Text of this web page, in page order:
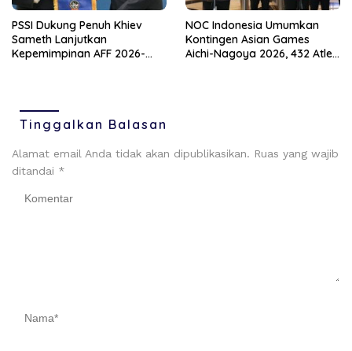
PSSI Dukung Penuh Khiev
Sameth Lanjutkan
Kepemimpinan AFF 2026-
NOC Indonesia Umumkan
Kontingen Asian Games
Aichi-Nagoya 2026, 432 Atlet
Tinggalkan Balasan
Alamat email Anda tidak akan dipublikasikan. Ruas yang wajib
ditandai *